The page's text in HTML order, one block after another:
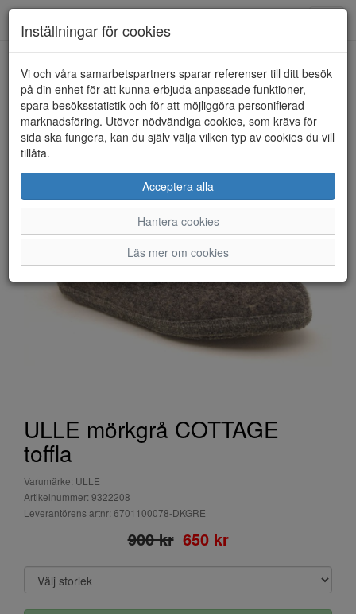
HEM ULLE
ULLE mörkgrå COTTAGE
toffla
Varumärke: ULLE
Artikelnummer: 9322208
Leverantörens artnr: 6701100078-DKGRE
900 kr 650 kr
Inställningar för cookies
Vi och våra samarbetspartners sparar referenser till ditt besök
på din enhet för att kunna erbjuda anpassade funktioner,
spara besöksstatistik och för att möjliggöra personifierad
marknadsföring. Utöver nödvändiga cookies, som krävs för
sida ska fungera, kan du själv välja vilken typ av cookies du vill
tillåta.
Acceptera alla
Hantera cookies
Läs mer om cookies